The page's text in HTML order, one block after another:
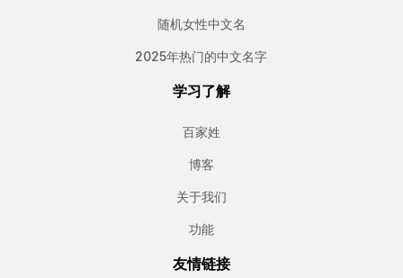
随机女性中文名
2025年热门的中文名字
学习了解
百家姓
博客
关于我们
功能
友情链接